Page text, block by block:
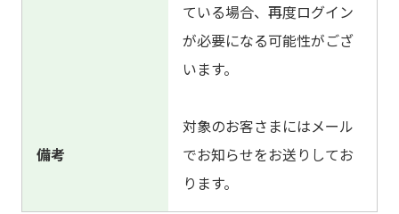
ている場合、再度ログイン
が必要になる可能性がござ
います。
備考
対象のお客さまにはメール
でお知らせをお送りしてお
ります。